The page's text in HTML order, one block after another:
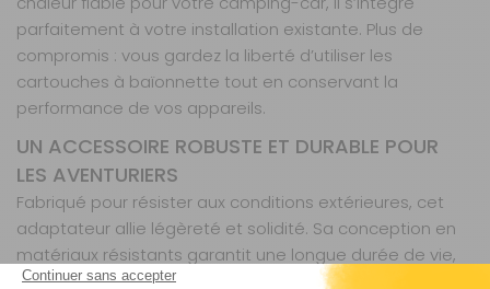
parfaitement à votre installation existante. Plus de
compromis : vous gardez la liberté d’utiliser les
cartouches à baïonnette tout en conservant la
performance de vos appareils.
UN ACCESSOIRE ROBUSTE ET DURABLE POUR
LES AVENTURIERS
Fabriqué pour résister aux conditions extérieures, cet
adaptateur allie légèreté et solidité. Sa conception en
matériaux résistants garantit une longue durée de vie,
même après des utilisations répétées en milieu humide